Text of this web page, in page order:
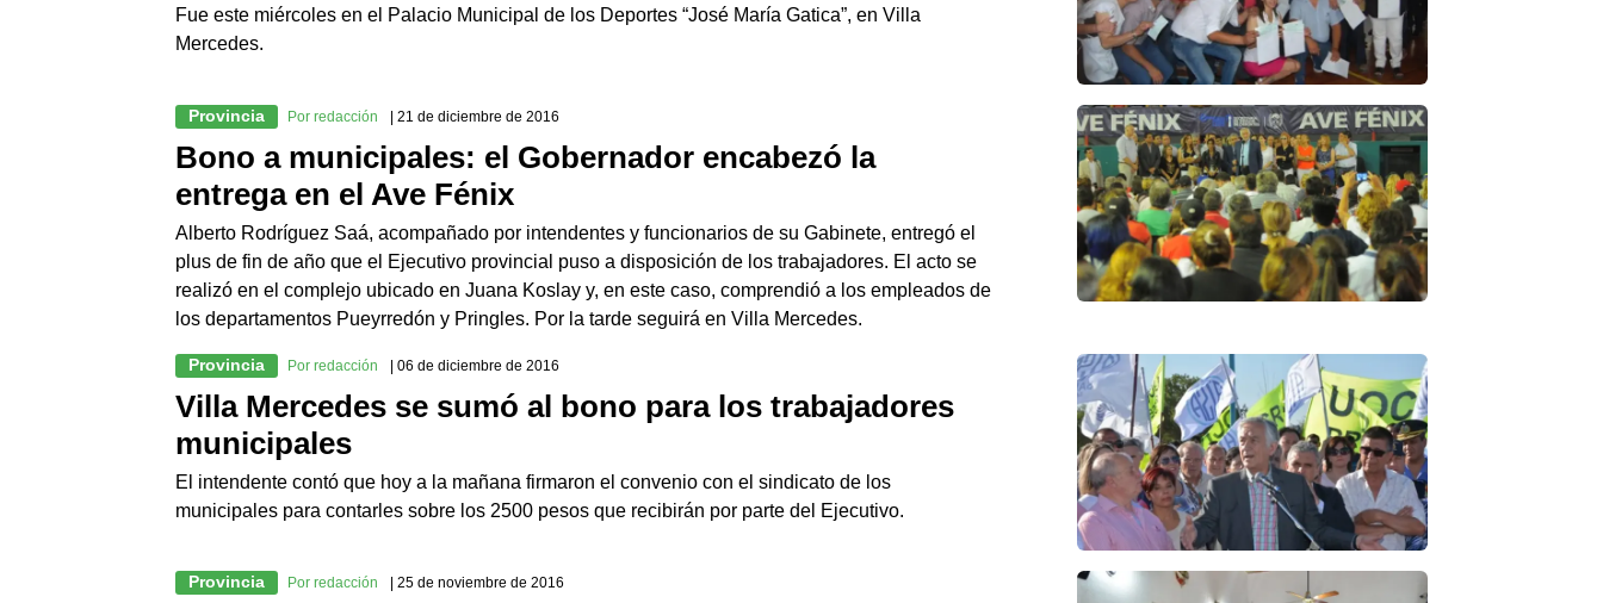
Fue este miércoles en el Palacio Municipal de los Deportes “José María Gatica”, en Villa
Mercedes.
Provincia Por redacción | 21 de diciembre de 2016
Bono a municipales: el Gobernador encabezó la
entrega en el Ave Fénix
Alberto Rodríguez Saá, acompañado por intendentes y funcionarios de su Gabinete, entregó el
plus de fin de año que el Ejecutivo provincial puso a disposición de los trabajadores. El acto se
realizó en el complejo ubicado en Juana Koslay y, en este caso, comprendió a los empleados de
los departamentos Pueyrredón y Pringles. Por la tarde seguirá en Villa Mercedes.
Provincia Por redacción | 06 de diciembre de 2016
Villa Mercedes se sumó al bono para los trabajadores
municipales
El intendente contó que hoy a la mañana firmaron el convenio con el sindicato de los
municipales para contarles sobre los 2500 pesos que recibirán por parte del Ejecutivo.
Provincia Por redacción | 25 de noviembre de 2016